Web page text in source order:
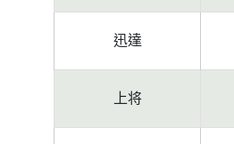
迅達
上将